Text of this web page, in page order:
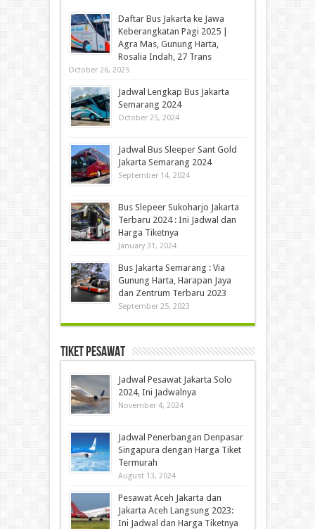
Daftar Bus Jakarta ke Jawa
Keberangkatan Pagi 2025 |
Agra Mas, Gunung Harta,
Rosalia Indah, 27 Trans
October 26, 2025
Jadwal Lengkap Bus Jakarta
Semarang 2024
October 25, 2024
Jadwal Bus Sleeper Sant Gold
Jakarta Semarang 2024
September 14, 2024
Bus Slepeer Sukoharjo Jakarta
Terbaru 2024 : Ini Jadwal dan
Harga Tiketnya
January 31, 2024
Bus Jakarta Semarang : Via
Gunung Harta, Harapan Jaya
dan Zentrum Terbaru 2023
September 25, 2023
Tiket Pesawat
Jadwal Pesawat Jakarta Solo
2024, Ini Jadwalnya
November 4, 2024
Jadwal Penerbangan Denpasar
Singapura dengan Harga Tiket
Termurah
August 13, 2024
Pesawat Aceh Jakarta dan
Jakarta Aceh Langsung 2023:
Ini Jadwal dan Harga Tiketnya